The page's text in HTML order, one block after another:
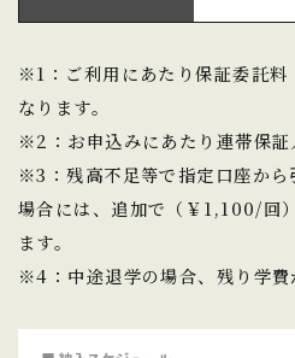
※1：ご利用にあたり保証委託
なります。
※2：お申込みにあたり連帯保証
※3：残高不足等で指定口座から
場合には、追加で（￥1,100/回
ます。
※4：中途退学の場合、残り学費